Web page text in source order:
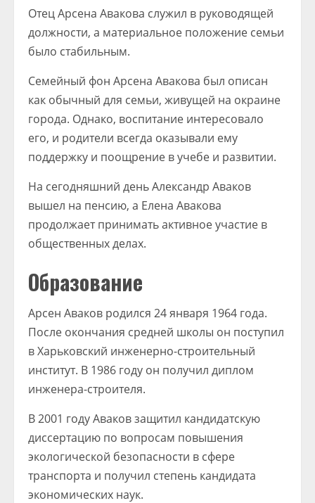
Отец Арсена Авакова служил в руководящей
должности, а материальное положение семьи
было стабильным.
Семейный фон Арсена Авакова был описан
как обычный для семьи, живущей на окраине
города. Однако, воспитание интересовало
его, и родители всегда оказывали ему
поддержку и поощрение в учебе и развитии.
На сегодняшний день Александр Аваков
вышел на пенсию, а Елена Авакова
продолжает принимать активное участие в
общественных делах.
Образование
Арсен Аваков родился 24 января 1964 года.
После окончания средней школы он поступил
в Харьковский инженерно-строительный
институт. В 1986 году он получил диплом
инженера-строителя.
В 2001 году Аваков защитил кандидатскую
диссертацию по вопросам повышения
экологической безопасности в сфере
транспорта и получил степень кандидата
экономических наук.